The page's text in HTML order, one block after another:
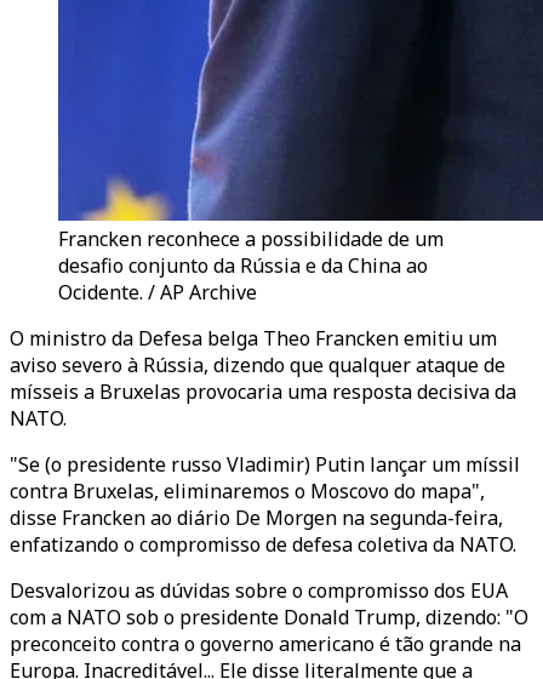
Francken reconhece a possibilidade de um
desafio conjunto da Rússia e da China ao
Ocidente. / AP Archive
O ministro da Defesa belga Theo Francken emitiu um
aviso severo à Rússia, dizendo que qualquer ataque de
mísseis a Bruxelas provocaria uma resposta decisiva da
NATO.
"Se (o presidente russo Vladimir) Putin lançar um míssil
contra Bruxelas, eliminaremos o Moscovo do mapa",
disse Francken ao diário De Morgen na segunda-feira,
enfatizando o compromisso de defesa coletiva da NATO.
Desvalorizou as dúvidas sobre o compromisso dos EUA
com a NATO sob o presidente Donald Trump, dizendo: "O
preconceito contra o governo americano é tão grande na
Europa. Inacreditável... Ele disse literalmente que a